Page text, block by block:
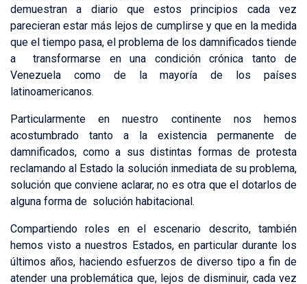
demuestran a diario que estos principios cada vez
parecieran estar más lejos de cumplirse y que en la medida
que el tiempo pasa, el problema de los damnificados tiende
a transformarse en una condición crónica tanto de
Venezuela como de la mayoría de los países
latinoamericanos.
Particularmente en nuestro continente nos hemos
acostumbrado tanto a la existencia permanente de
damnificados, como a sus distintas formas de protesta
reclamando al Estado la solución inmediata de su problema,
solución que conviene aclarar, no es otra que el dotarlos de
alguna forma de solución habitacional.
Compartiendo roles en el escenario descrito, también
hemos visto a nuestros Estados, en particular durante los
últimos años, haciendo esfuerzos de diverso tipo a fin de
atender una problemática que, lejos de disminuir, cada vez